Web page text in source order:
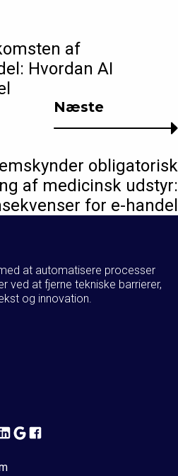
Næste
obligatorisk
af medicinsk udstyr:
for e-handel
af
Hvordan AI
at automatisere processer
ved at fjerne tekniske barrierer,
og innovation.